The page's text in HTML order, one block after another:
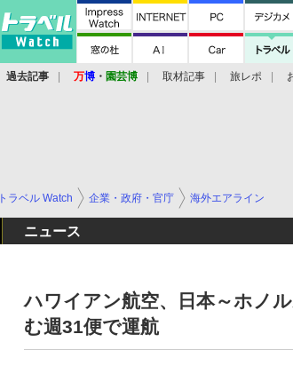
過去記事 万博 ・ 園芸博 取材記事 旅レポ
トラベル Watch 企業・政府・官庁 海外エアライン
ニュース
ハワイアン航空、日本～ホノ
む週31便で運航